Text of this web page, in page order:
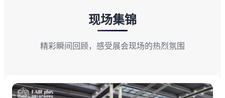
现场集锦
精彩瞬间回顾，感受展会现场的热烈氛围